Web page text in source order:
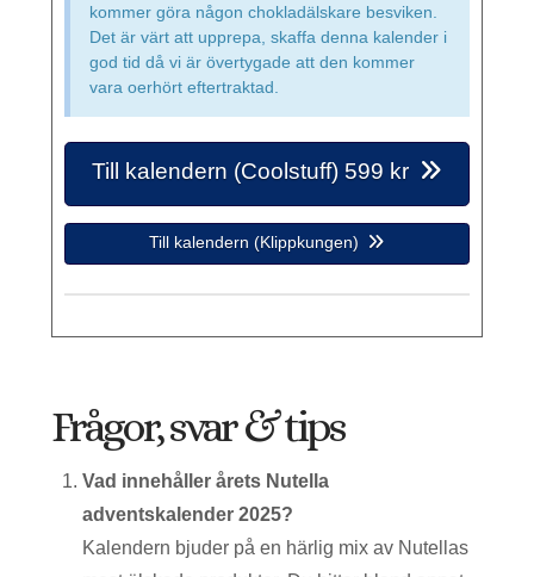
kommer göra någon chokladälskare besviken.
Det är värt att upprepa, skaffa denna kalender i
god tid då vi är övertygade att den kommer
vara oerhört eftertraktad.
Till kalendern (Coolstuff) 599 kr
Till kalendern (Klippkungen)
Frågor, svar & tips
Vad innehåller årets Nutella
adventskalender 2025?
Kalendern bjuder på en härlig mix av Nutellas